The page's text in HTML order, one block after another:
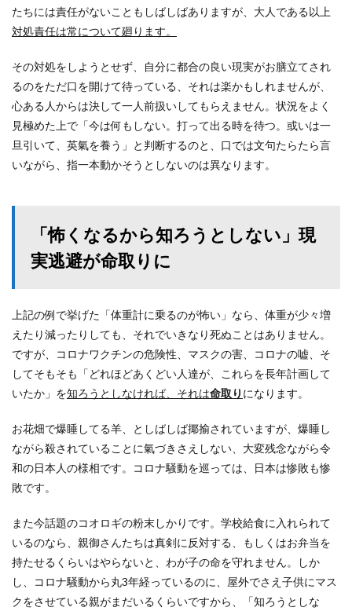
たちには責任がないこともしばしばありますが、大人である以上
対処責任は常について廻ります。
その対処をしようとせず、自分に都合の良い現実がお膳立てされ
るのをただ口を開けて待っている、それは楽かもしれませんが、
心ある人からは決して一人前扱いしてもらえません。状況をよく
見極めた上で「今は何もしない。打って出る時を待つ。或いは一
旦引いて、英氣を養う」と判断するのと、口では文句たらたら言
いながら、指一本動かそうとしないのは異なります。
「怖くなるから知ろうとしない」現
実逃避が命取りに
上記の例で挙げた「体重計に乗るのが怖い」なら、体重が少々増
えたり減ったりしても、それでいきなり死ぬことはありません。
ですが、コロナワクチンの危険性、マスクの害、コロナの嘘、そ
してそもそも「どれほどあくどい人達が、これらを長年計画して
いたか」を知ろうとしなければ、それは命取り になります。
お花畑で爆睡してる羊、としばしば揶揄されていますが、爆睡し
ながら殺されていることに氣づきさえしない、大変残念ながら令
和の日本人の様相です。コロナ騒動を巡っては、日本は惨敗も惨
敗です。
また今話題のコオロギの粉末しかりです。学校給食に入れられて
いるのなら、親御さんたちは真剣に反対する、もしくはお弁当を
持たせるくらいはやらないと、わが子の命を守れません。しか
し、コロナ騒動から丸3年経っているのに、屋外でさえ子供にマス
クをさせている親がまだいるくらいですから、「知ろうとしな